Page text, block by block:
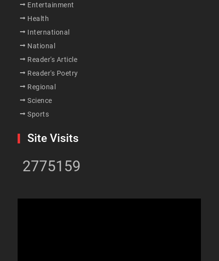
Entertainment
Health
International
National
Reader's Article
Reader's Poetry
Regional
Science
Sports
Site Visits
2775159